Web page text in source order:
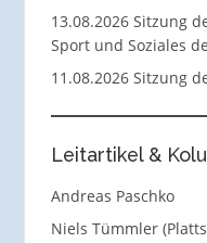
13.08.2026 Sitzung
Sport und Soziales
11.08.2026 Sitzung
Leitartikel &
Andreas Paschko
Niels Tümmler